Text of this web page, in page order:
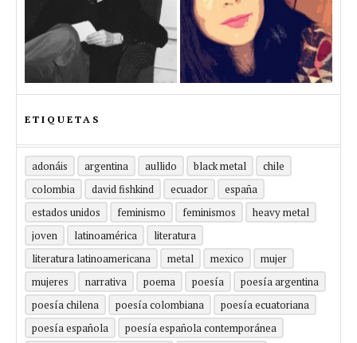
ETIQUETAS
adonáis argentina aullido black metal
chile
colombia
david fishkind ecuador
españa
estados unidos
feminismo feminismos
heavy metal
joven
latinoamérica
literatura
literatura latinoamericana
metal mexico
mujer
mujeres
narrativa poema poesía
poesía argentina
poesía chilena
poesía colombiana
poesía ecuatoriana
poesía española
poesía española contemporánea